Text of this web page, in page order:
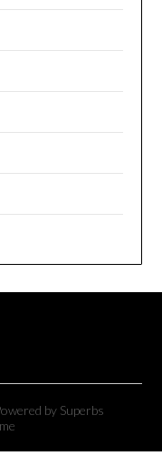
by Superbs